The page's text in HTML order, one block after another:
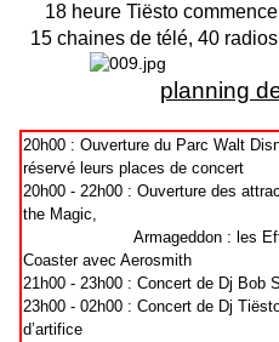
18 heure Tiësto
15 chaines de télé, 40
planning
20h00 : Ouverture du Parc Walt
réservé leurs places de concert
20h00 - 22h00 : Ouverture des
the Magic,
Armageddon : les Effets
Coaster avec Aerosmith
21h00 - 23h00 : Concert de Dj Bob
23h00 - 02h00 : Concert de Dj
d’artifice